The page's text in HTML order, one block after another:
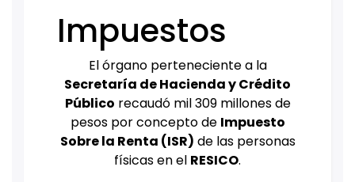
Impuestos
El órgano perteneciente a la
Secretaría de Hacienda y Crédito
Público recaudó mil 309 millones de
pesos por concepto de Impuesto
Sobre la Renta (ISR) de las personas
físicas en el RESICO.